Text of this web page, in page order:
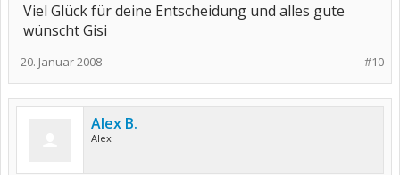
Viel Glück für deine Entscheidung und alles gute
wünscht Gisi
#10
20. Januar 2008
Alex B.
Alex